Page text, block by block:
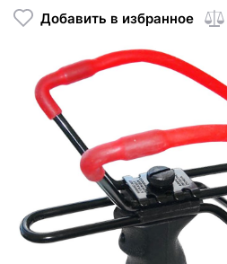
Добавить в избранное